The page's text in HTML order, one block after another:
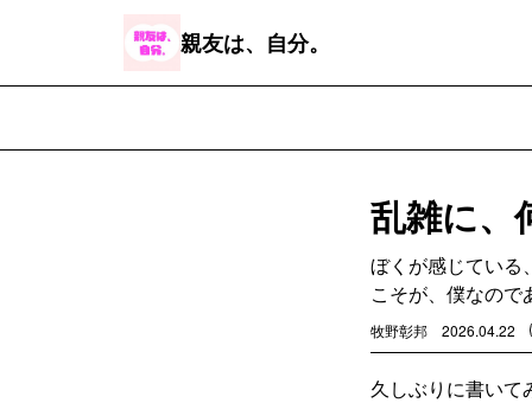
親友は、自分。
乱雑に、
ぼくが感じている
こそが、僕なので
牧野彰邦 2026.04.22
久しぶりに書いて